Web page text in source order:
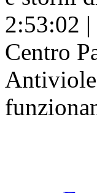
2:53:02 |
Centro